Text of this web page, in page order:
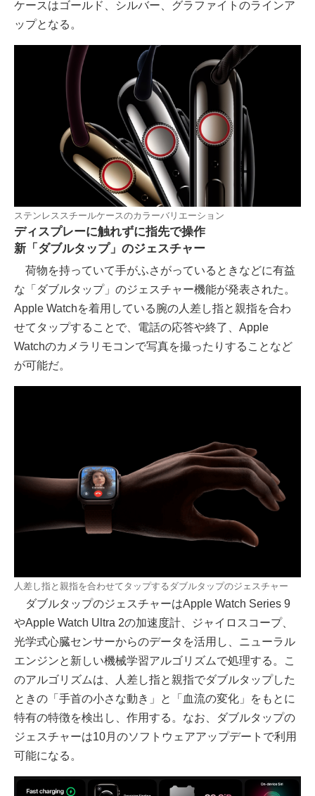
ケースはゴールド、シルバー、グラファイトのラインア
ップとなる。
ステンレススチールケースのカラーバリエーション
ディスプレーに触れずに指先で操作
新「ダブルタップ」のジェスチャー
荷物を持っていて手がふさがっているときなどに有益
な「ダブルタップ」のジェスチャー機能が発表された。
Apple Watchを着用している腕の人差し指と親指を合わ
せてタップすることで、電話の応答や終了、Apple
Watchのカメラリモコンで写真を撮ったりすることなど
が可能だ。
人差し指と親指を合わせてタップするダブルタップのジェスチャー
ダブルタップのジェスチャーはApple Watch Series 9
やApple Watch Ultra 2の加速度計、ジャイロスコープ、
光学式心臓センサーからのデータを活用し、ニューラル
エンジンと新しい機械学習アルゴリズムで処理する。こ
のアルゴリズムは、人差し指と親指でダブルタップした
ときの「手首の小さな動き」と「血流の変化」をもとに
特有の特徴を検出し、作用する。なお、ダブルタップの
ジェスチャーは10月のソフトウェアアップデートで利用
可能になる。